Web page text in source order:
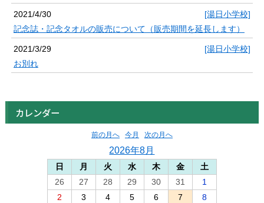
2021/4/30
[湯日小学校]
記念誌・記念タオルの販売について（販売期間を延長します）
2021/3/29
[湯日小学校]
お別れ
カレンダー
前の月へ 今月 次の月へ
2026年8月
日 月 火 水 木 金
土
26
27 28 29 30 31
1
2
3 4 5 6 7
8